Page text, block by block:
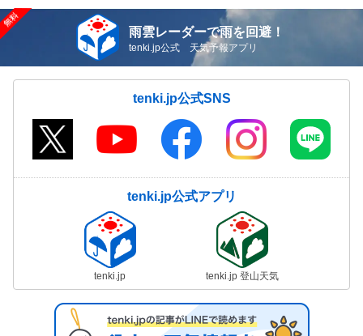
雨雲レーダーで雨を回避！
tenki.jp公式 天気予報アプリ
tenki.jp公式SNS
tenki.jp公式アプリ
tenki.jp tenki.jp 登山天気